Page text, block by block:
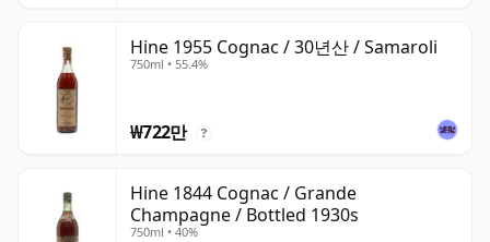
Hine 1955 Cognac / 30년산 / Samaroli
750ml • 55.4%
₩722만 ?
Hine 1844 Cognac / Grande
Champagne / Bottled 1930s
750ml • 40%